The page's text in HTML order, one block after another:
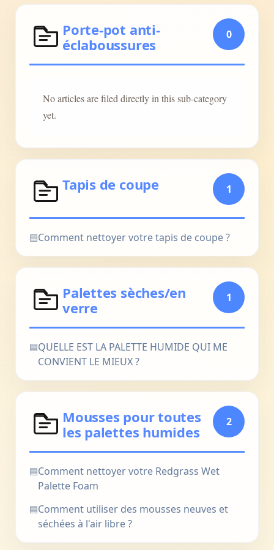
Porte-pot anti-
éclaboussures
0
No articles are filed directly in this sub-category
yet.
Tapis de coupe 1
▤Comment nettoyer votre tapis de coupe ?
Palettes sèches/en
verre
1
▤QUELLE EST LA PALETTE HUMIDE QUI ME
CONVIENT LE MIEUX ?
Mousses pour toutes
les palettes humides
2
▤Comment nettoyer votre Redgrass Wet
Palette Foam
▤Comment utiliser des mousses neuves et
séchées à l'air libre ?